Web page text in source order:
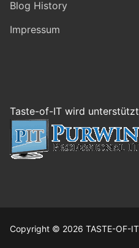
Blog History
Impressum
Taste-of-IT wird
Copyright © 2026 TASTE-OF-IT